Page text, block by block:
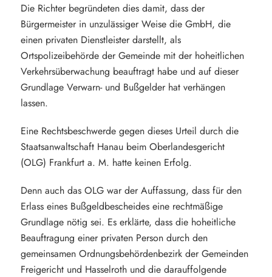
Die Richter begründeten dies damit, dass der
Bürgermeister in unzulässiger Weise die GmbH, die
einen privaten Dienstleister darstellt, als
Ortspolizeibehörde der Gemeinde mit der hoheitlichen
Verkehrsüberwachung beauftragt habe und auf dieser
Grundlage Verwarn- und Bußgelder hat verhängen
lassen.
Eine Rechtsbeschwerde gegen dieses Urteil durch die
Staatsanwaltschaft Hanau beim Oberlandesgericht
(OLG) Frankfurt a. M. hatte keinen Erfolg.
Denn auch das OLG war der Auffassung, dass für den
Erlass eines Bußgeldbescheides eine rechtmäßige
Grundlage nötig sei. Es erklärte, dass die hoheitliche
Beauftragung einer privaten Person durch den
gemeinsamen Ordnungsbehördenbezirk der Gemeinden
Freigericht und Hasselroth und die darauffolgende